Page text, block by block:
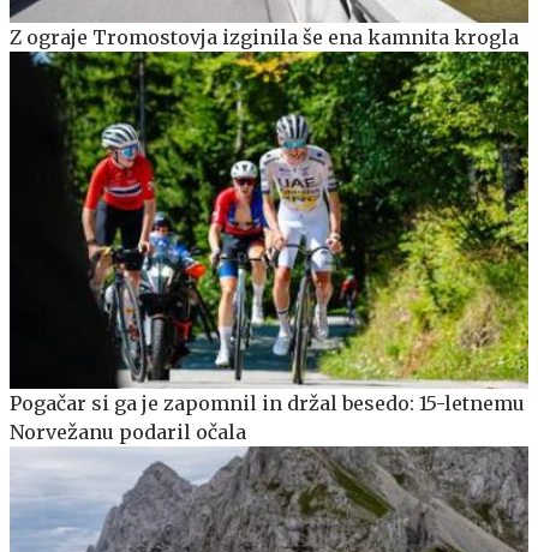
Z ograje Tromostovja izginila še ena kamnita krogla
Pogačar si ga je zapomnil in držal besedo: 15-letnemu
Norvežanu podaril očala